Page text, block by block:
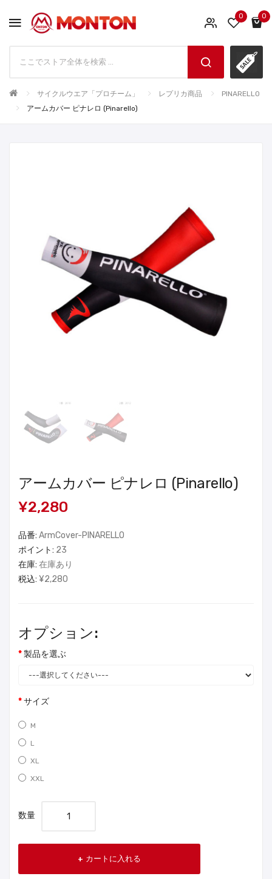
0 0
サイクルウエア「プロチーム」 レプリカ商品
PINARELLO
アームカバー ピナレロ (Pinarello)
アームカバー ピナレロ (Pinarello)
¥2,280
品番: ArmCover-PINARELLO
ポイント: 23
在庫: 在庫あり
税込: ¥2,280
オプション:
製品を選ぶ
サイズ
M
L
XL
XXL
数量
カートに入れる